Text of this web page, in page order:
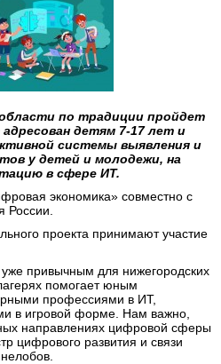
по традиции пройдет
детям 7-17 лет и
системы выявления и
у детей и молодежи, на
в сфере ИТ.
экономика» совместно с
проекта принимают участие
привычным для нижегородских
помогает юным
профессиями в ИТ,
в игровой форме. Нам важно,
направлениях цифровой сферы
цифрового развития и связи